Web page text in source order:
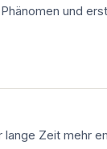
und
Zeit mehr